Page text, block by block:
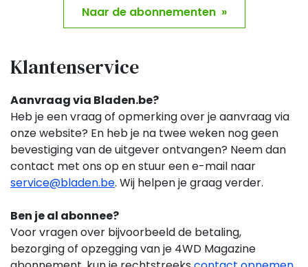
Naar de abonnementen »
Klantenservice
Aanvraag via Bladen.be?
Heb je een vraag of opmerking over je aanvraag via
onze website? En heb je na twee weken nog geen
bevestiging van de uitgever ontvangen? Neem dan
contact met ons op en stuur een e-mail naar
service@bladen.be. Wij helpen je graag verder.
Ben je al abonnee?
Voor vragen over bijvoorbeeld de betaling,
bezorging of opzegging van je 4WD Magazine